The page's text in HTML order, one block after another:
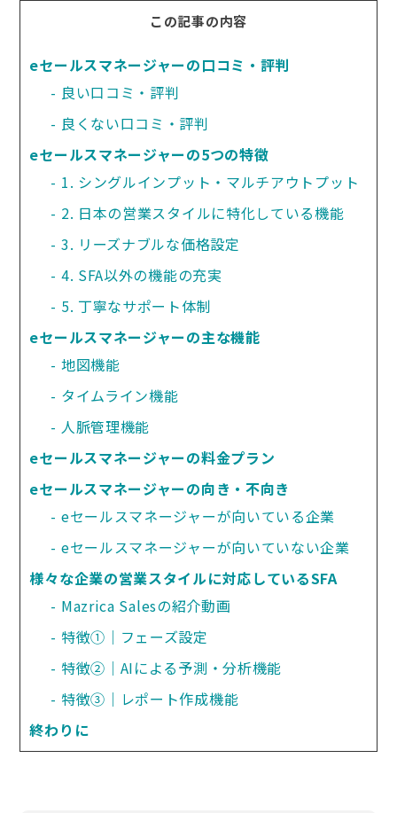
この記事の内容
eセールスマネージャーの口コミ・評判
良い口コミ・評判
良くない口コミ・評判
eセールスマネージャーの5つの特徴
1. シングルインプット・マルチアウトプット
2. 日本の営業スタイルに特化している機能
3. リーズナブルな価格設定
4. SFA以外の機能の充実
5. 丁寧なサポート体制
eセールスマネージャーの主な機能
地図機能
タイムライン機能
人脈管理機能
eセールスマネージャーの料金プラン
eセールスマネージャーの向き・不向き
eセールスマネージャーが向いている企業
eセールスマネージャーが向いていない企業
様々な企業の営業スタイルに対応しているSFA
Mazrica Salesの紹介動画
特徴①｜フェーズ設定
特徴②｜AIによる予測・分析機能
特徴③｜レポート作成機能
終わりに